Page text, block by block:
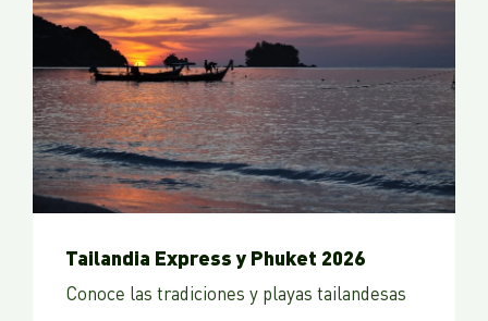
Tailandia Express y Phuket 2026
Conoce las tradiciones y playas tailandesas